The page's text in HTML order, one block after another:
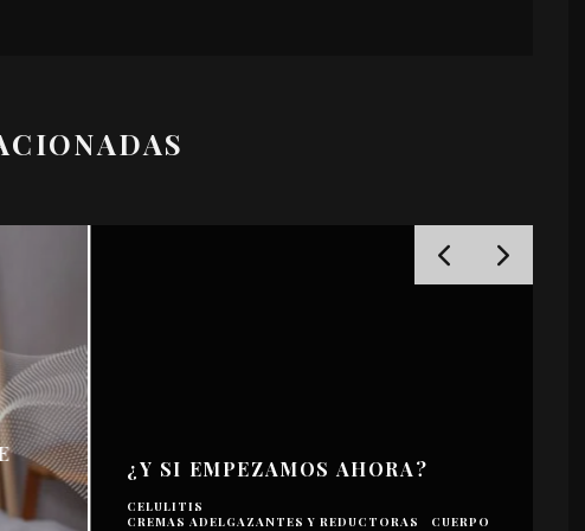
¿Y SI EMPEZAMOS AHORA?
CELULITIS
CREMAS ADELGAZANTES Y REDUCTORAS
CUERPO